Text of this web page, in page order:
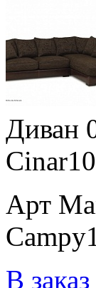
Диван
Арт
В заказ